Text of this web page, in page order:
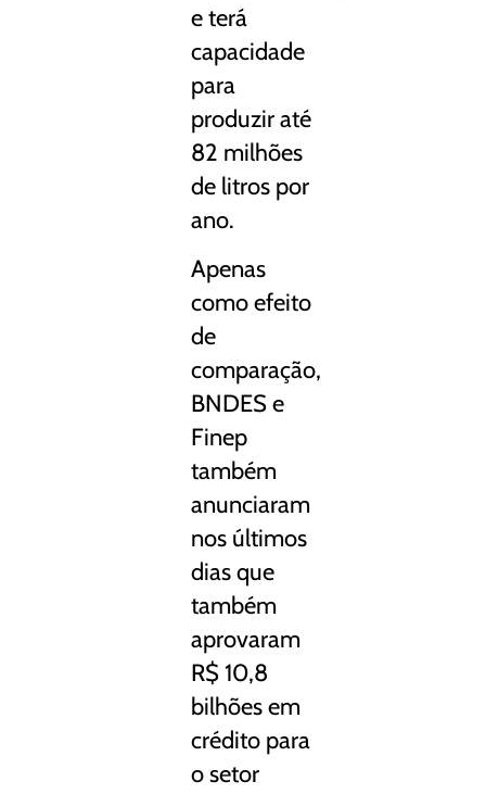
e terá
capacidade
para
produzir até
82 milhões
de litros por
ano.
Apenas
como efeito
de
comparação,
BNDES e
Finep
também
anunciaram
nos últimos
dias que
também
aprovaram
R$ 10,8
bilhões em
crédito para
o setor